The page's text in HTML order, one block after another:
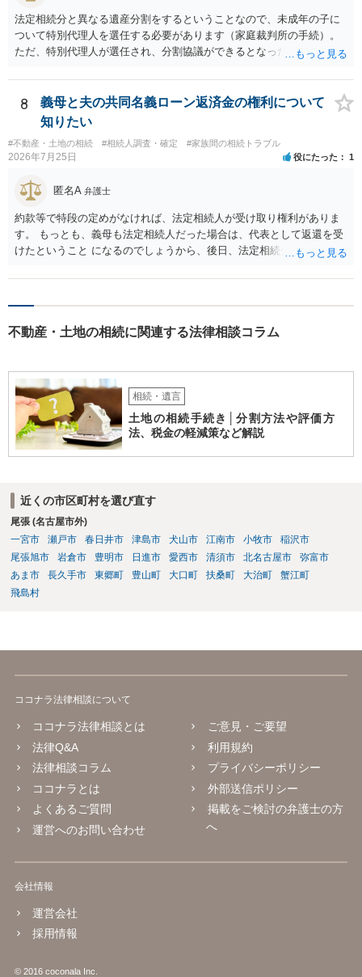
法定相続分と異なる遺産分割をするということなので、未成年の子に
ついて特別代理人を選任する必要があります（家庭裁判所の手続）。
ただ、特別代理人が選任され、分割協議ができるとなったとしても、
の権利も守られなければならないからです。 相続財産全体で、未成年
者の権利が守られているかどうかを判断しなければなりません。 単
に、未成年者を今後養育するのは、自分だからという理由では、法定
相続分以上に多くの遺産を取得することができるというわけではあり
ません。
8
義母と夫の共同名義ローン返済金の権利について
知りたい
#不動産・土地の相続 #相続人調査・確定 #家族間の相続トラブル
2026年7月25日 役にたった 1
匿名A 弁護士
約款等で特段の定めがなければ、法定相続人が受け取り権利がありま
す。 もっとも、義母も法定相続人だった場合は、代表として返還を受
けたということ になるのでしょうから、後日、法定相続分に基づいて
不動産・土地の相続に関連する法律相談コラム
相続・遺言
土地の相続手続き│分割方法や評価方
法、税金の軽減策など解説
近くの市区町村を選び直す
尾張 (名古屋市外)
一宮市
瀬戸市 春日井市 津島市 犬山市 江南市 小牧市
稲沢市
尾張旭市
岩倉市 豊明市 日進市 愛西市 清須市 北名古屋市
弥富市
あま市
長久手市 東郷町 豊山町 大口町 扶桑町 大治町
蟹江町
飛島村
ココナラ法律相談について
ココナラ法律相談とは
法律Q&A
法律相談コラム
ココナラとは
よくあるご質問
運営へのお問い合わせ
ご意見・ご要望
利用規約
プライバシーポリシー
外部送信ポリシー
掲載をご検討の弁護士の方
へ
会社情報
運営会社
採用情報
© 2016 coconala Inc.